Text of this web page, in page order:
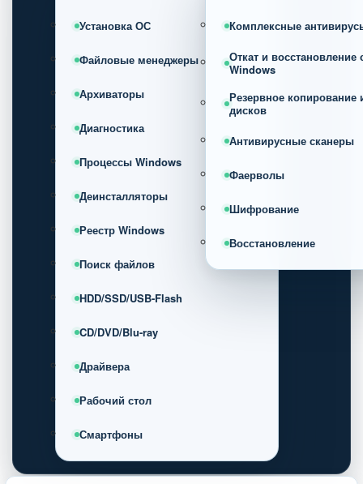
Установка ОС
Файловые менеджеры
Архиваторы
Диагностика
Процессы Windows
Деинсталляторы
Реестр Windows
Поиск файлов
HDD/SSD/USB-Flash
CD/DVD/Blu-ray
Драйвера
Рабочий стол
Смартфоны
Комплексные
Откат и восстановление
Windows
Резервное копирование
дисков
Антивирусные сканеры
Фаерволы
Шифрование
Восстановление